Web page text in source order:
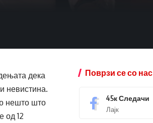
дека
невистина.
нешто што
од 12
Поврзи се со нас
45кСледачи
Лајк